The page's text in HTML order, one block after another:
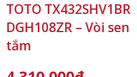
TOTO TX432SHV1BR
DGH108ZR – Vòi sen
tắm